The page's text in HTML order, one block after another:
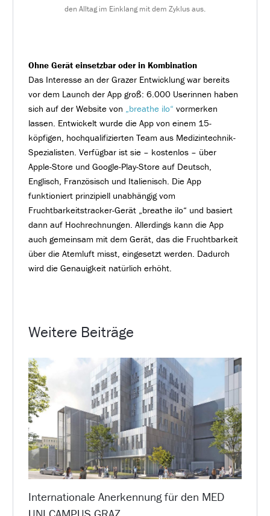
den Alltag im Einklang mit dem Zyklus aus.
Ohne Gerät einsetzbar oder in Kombination
Das Interesse an der Grazer Entwicklung war bereits
vor dem Launch der App groß: 6.000 Userinnen haben
sich auf der Website von „breathe ilo“ vormerken
lassen. Entwickelt wurde die App von einem 15-
köpfigen, hochqualifizierten Team aus Medizintechnik-
Spezialisten. Verfügbar ist sie – kostenlos – über
Apple-Store und Google-Play-Store auf Deutsch,
Englisch, Französisch und Italienisch. Die App
funktioniert prinzipiell unabhängig vom
Fruchtbarkeitstracker-Gerät „breathe ilo“ und basiert
dann auf Hochrechnungen. Allerdings kann die App
auch gemeinsam mit dem Gerät, das die Fruchtbarkeit
über die Atemluft misst, eingesetzt werden. Dadurch
wird die Genauigkeit natürlich erhöht.
Weitere Beiträge
Internationale Anerkennung für den MED